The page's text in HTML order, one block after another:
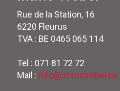
Rue de la Station, 16
6220 Fleurus
TVA : BE 0465 065 114
Tel : 071 81 72 72
Mail : info@immotrebel.be